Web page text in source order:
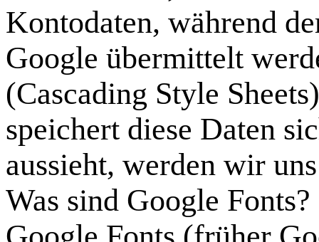
Kontodaten, während
Google übermittelt
(Cascading Style
speichert diese Daten
aussieht, werden wir
Was sind Google Fonts?